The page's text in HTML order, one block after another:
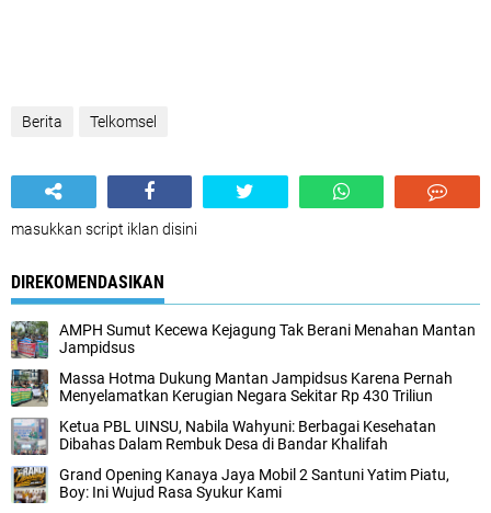
Berita Telkomsel
masukkan script iklan disini
DIREKOMENDASIKAN
AMPH Sumut Kecewa Kejagung Tak Berani Menahan Mantan
Jampidsus
Massa Hotma Dukung Mantan Jampidsus Karena Pernah
Menyelamatkan Kerugian Negara Sekitar Rp 430 Triliun
Ketua PBL UINSU, Nabila Wahyuni: Berbagai Kesehatan
Dibahas Dalam Rembuk Desa di Bandar Khalifah
Grand Opening Kanaya Jaya Mobil 2 Santuni Yatim Piatu,
Boy: Ini Wujud Rasa Syukur Kami